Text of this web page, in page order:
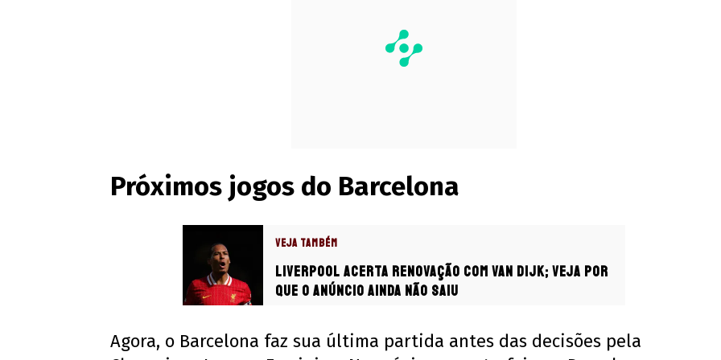
Próximos jogos do Barcelona
VEJA TAMBÉM
Liverpool acerta renovação com Van Dijk; veja por
que o anúncio ainda não saiu
Agora, o Barcelona faz sua última partida antes das decisões pela